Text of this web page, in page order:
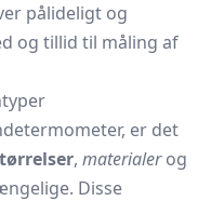
pålideligt og
og tillid til måling af
er det
, materialerog
Disse